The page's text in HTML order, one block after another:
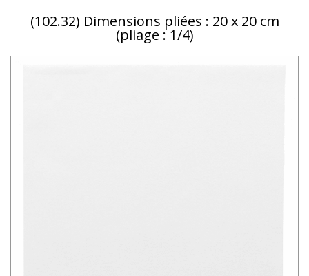
(102.32) Dimensions pliées : 20 x 20 cm
(pliage : 1/4)